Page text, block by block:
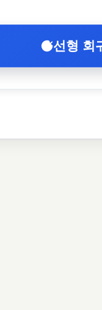
선형 회